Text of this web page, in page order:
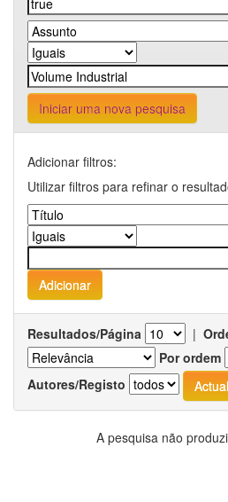
Iniciar uma nova pesquisa
Adicionar filtros:
Utilizar filtros para refinar o
Resultados/Página |
Por ordem
Autores/Registo
A pesquisa não